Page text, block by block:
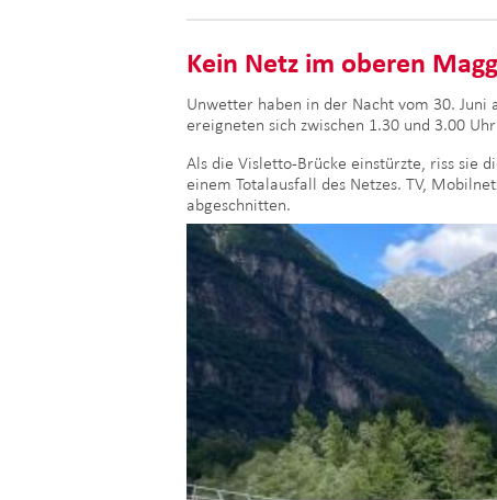
Kein Netz im oberen
Unwetter haben in der Nacht vom 30.
ereigneten sich zwischen 1.30 und 3.00
Als die Visletto-Brücke einstürzte, riss sie
einem Totalausfall des Netzes. TV,
abgeschnitten.